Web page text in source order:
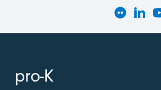
pro-K